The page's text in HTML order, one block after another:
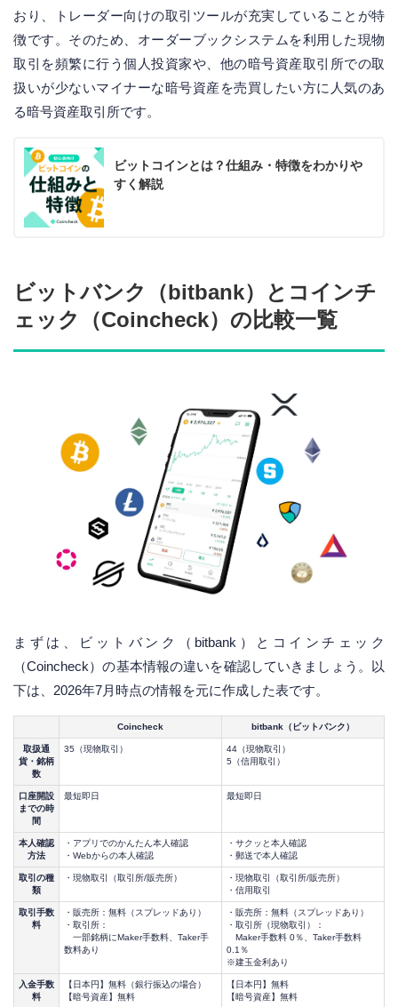
おり、トレーダー向けの取引ツールが充実していることが特
徴です。そのため、オーダーブックシステムを利用した現物
取引を頻繁に行う個人投資家や、他の暗号資産取引所での取
扱いが少ないマイナーな暗号資産を売買したい方に人気のあ
る暗号資産取引所です。
ビットコインとは？仕組み・特徴をわかりや
すく解説
ビットバンク（bitbank）とコインチ
ェック（Coincheck）の比較一覧
まずは、ビットバンク（bitbank）とコインチェック
（Coincheck）の基本情報の違いを確認していきましょう。以
下は、2026年7月時点の情報を元に作成した表です。
Coincheck bitbank（ビットバンク）
取扱通
貨・銘柄
数
35（現物取引）
44（現物取引）
5（信用取引）
口座開設
までの時
間
最短即日 最短即日
本人確認
方法
・アプリでのかんたん本人確認
・Webからの本人確認
・サクッと本人確認
・郵送で本人確認
取引の種
類
・現物取引（取引所/販売所）
・現物取引（取引所/販売所）
・信用取引
取引手数
料
・販売所：無料（スプレッドあり）
・取引所：
一部銘柄にMaker手数料、Taker手
数料あり
・販売所：無料（スプレッドあり）
・取引所（現物取引）：
Maker手数料 0％、Taker手数料
0.1％
※建玉金利あり
入金手数
料
【日本円】無料（銀行振込の場合）
【暗号資産】無料
【日本円】無料
【暗号資産】無料